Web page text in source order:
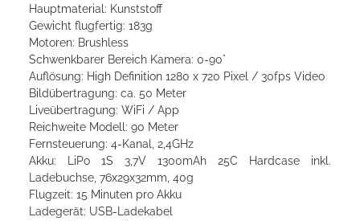
Hauptmaterial: Kunststoff
Gewicht flugfertig: 183g
Motoren: Brushless
Schwenkbarer Bereich Kamera: 0-90°
Auflösung: High Definition 1280 x 720 Pixel / 30fps Video
Bildübertragung: ca. 50 Meter
Liveübertragung: WiFi / App
Reichweite Modell: 90 Meter
Fernsteuerung: 4-Kanal, 2,4GHz
Akku: LiPo 1S 3,7V 1300mAh 25C Hardcase inkl.
Ladebuchse, 76x29x32mm, 40g
Flugzeit: 15 Minuten pro Akku
Ladegerät: USB-Ladekabel